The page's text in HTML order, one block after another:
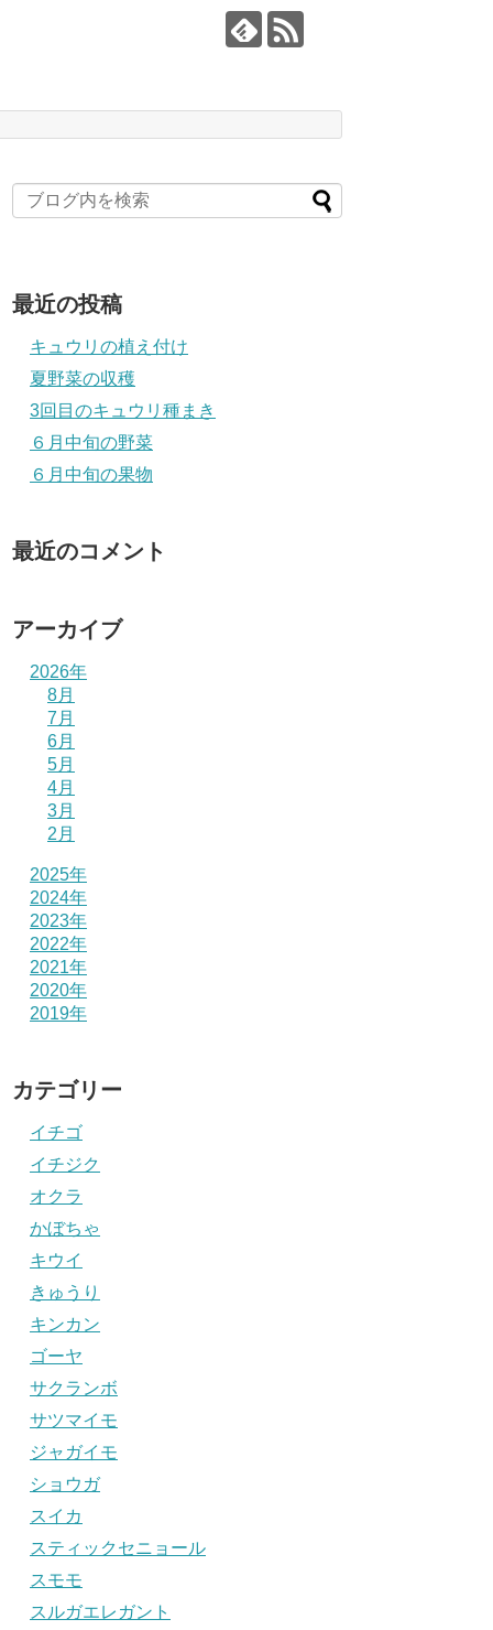
最近の投稿
キュウリの植え付け
夏野菜の収穫
3回目のキュウリ種まき
６月中旬の野菜
６月中旬の果物
最近のコメント
アーカイブ
2026年
8月
7月
6月
5月
4月
3月
2月
2025年
2024年
2023年
2022年
2021年
2020年
2019年
カテゴリー
イチゴ
イチジク
オクラ
かぼちゃ
キウイ
きゅうり
キンカン
ゴーヤ
サクランボ
サツマイモ
ジャガイモ
ショウガ
スイカ
スティックセニョール
スモモ
スルガエレガント